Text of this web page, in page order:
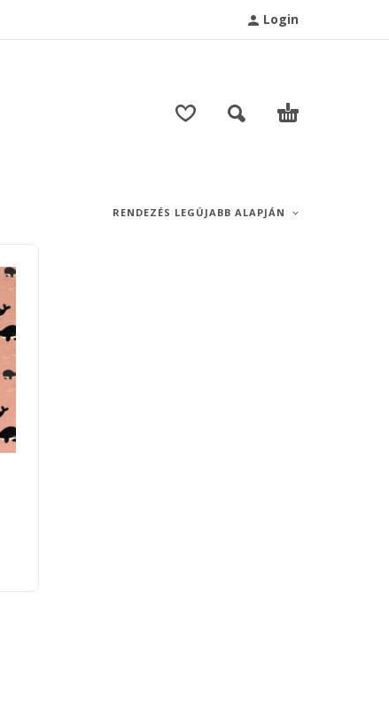
Login
RENDEZÉS LEGÚJABB ALAPJÁN